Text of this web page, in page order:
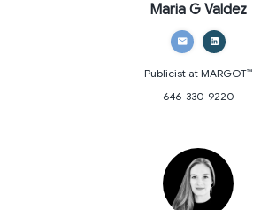
Maria G Valdez
Publicist at MARGOT™
646-330-9220